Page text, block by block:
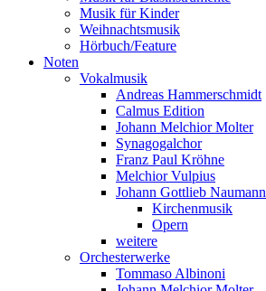
Musik für Kinder
Weihnachtsmusik
Hörbuch/Feature
Noten
Vokalmusik
Andreas Hammerschmidt
Calmus Edition
Johann Melchior Molter
Synagogalchor
Franz Paul Kröhne
Melchior Vulpius
Johann Gottlieb Naumann
Kirchenmusik
Opern
weitere
Orchesterwerke
Tommaso Albinoni